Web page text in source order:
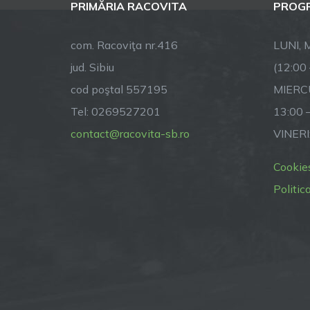
PRIMĂRIA RACOVITA
com. Racoviţa nr.416
jud. Sibiu
cod poştal 557195
Tel: 0269527201
contact@racovita-sb.ro
LUNI,
(12:00
13:00